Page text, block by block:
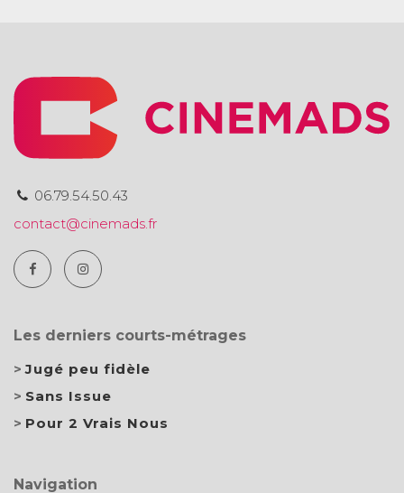
06.79.54.50.43
contact@cinemads.fr
Les derniers courts-métrages
Jugé peu fidèle
Sans Issue
Pour 2 Vrais Nous
Navigation